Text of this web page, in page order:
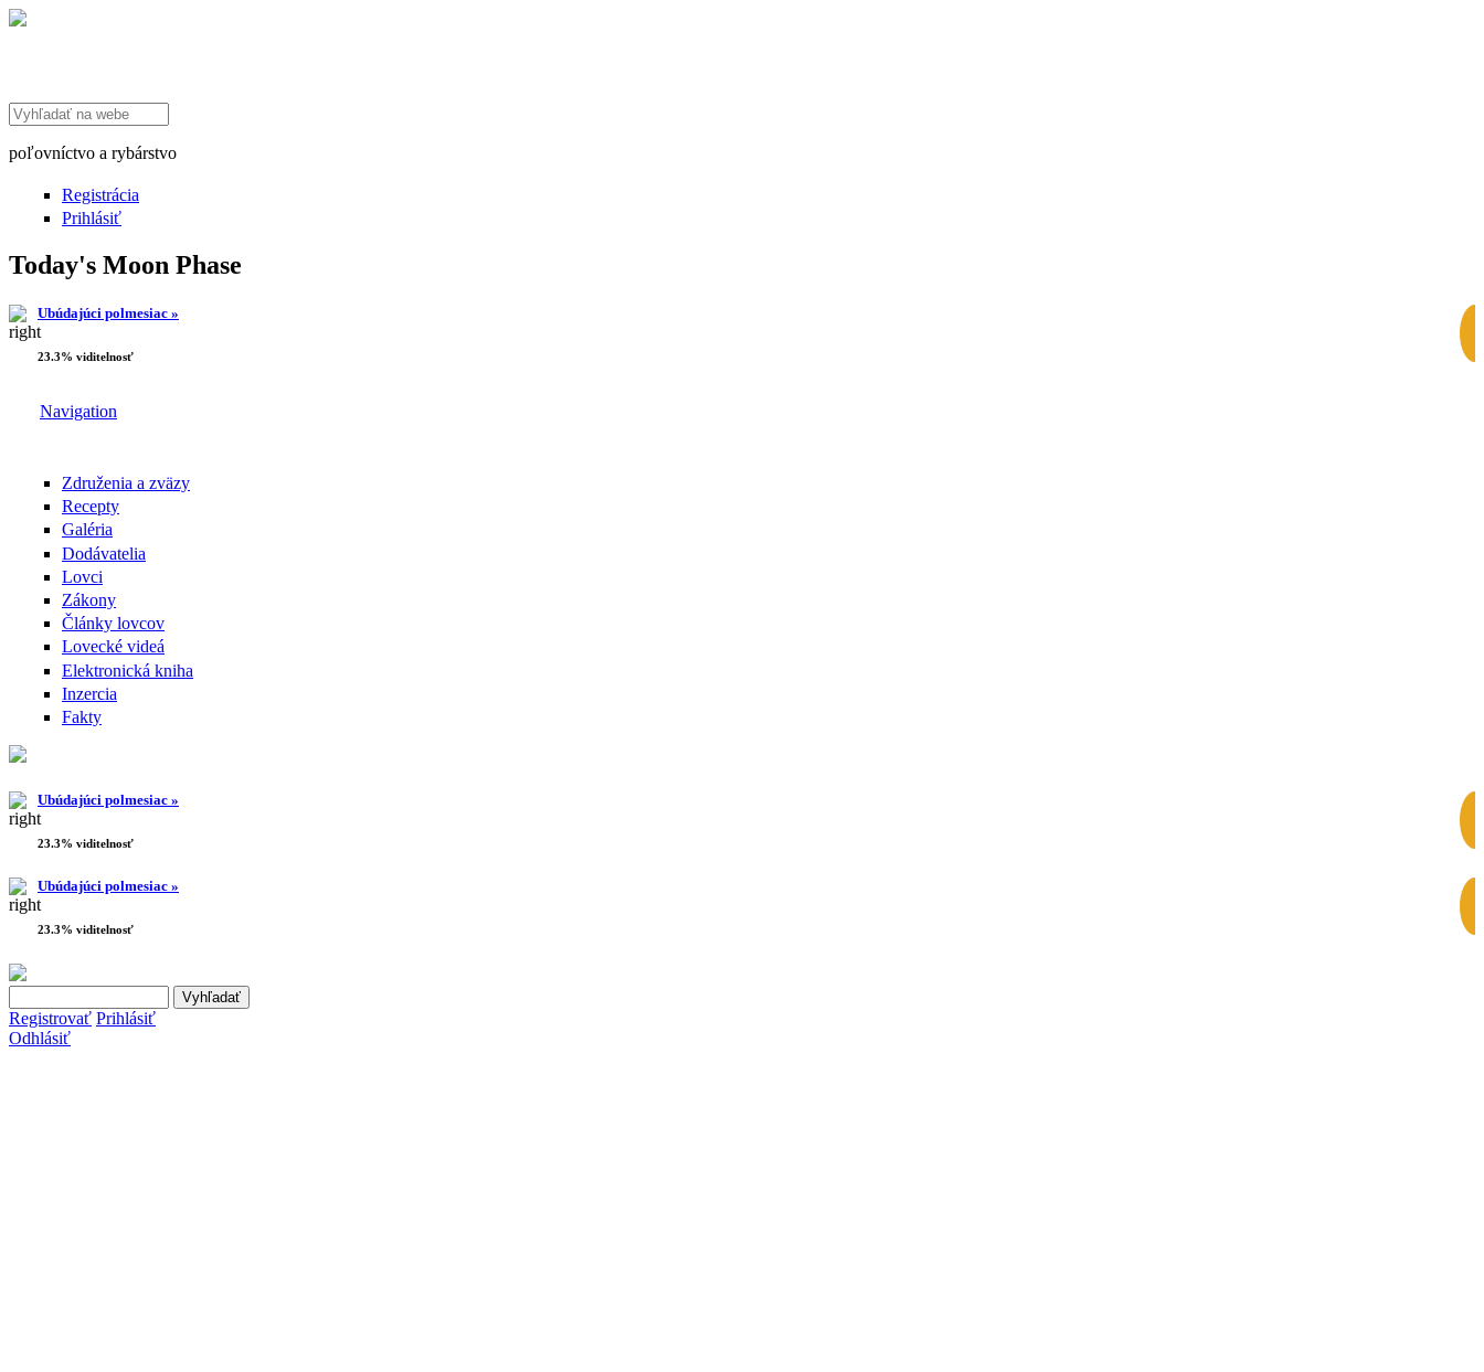
Search this site
poľovníctvo a rybárstvo
Registrácia
Prihlásiť
Today's Moon Phase
Ubúdajúci polmesiac »
23.3% viditelnosť
Navigation
Združenia a zväzy
Recepty
Galéria
Dodávatelia
Lovci
Zákony
Články lovcov
Lovecké videá
Elektronická kniha
Inzercia
Fakty
Ubúdajúci polmesiac »
23.3% viditelnosť
Ubúdajúci polmesiac »
23.3% viditelnosť
Vyhľadávanie
Registrovať Prihlásiť
Odhlásiť